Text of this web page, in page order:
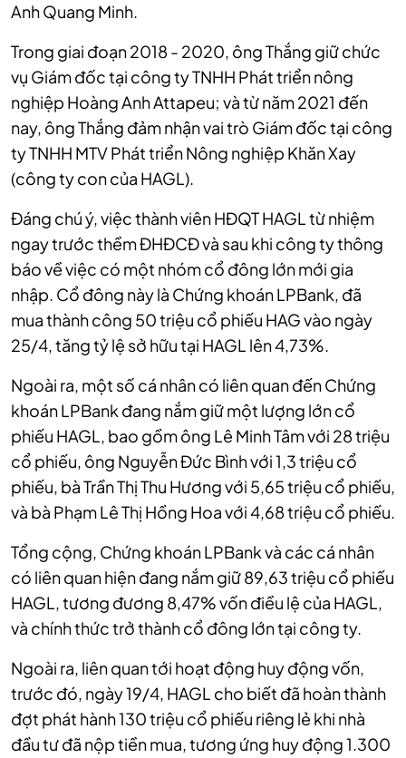
Anh Quang Minh.
Trong giai đoạn 2018 - 2020, ông Thắng giữ chức
vụ Giám đốc tại công ty TNHH Phát triển nông
nghiệp Hoàng Anh Attapeu; và từ năm 2021 đến
nay, ông Thắng đảm nhận vai trò Giám đốc tại công
ty TNHH MTV Phát triển Nông nghiệp Khăn Xay
(công ty con của HAGL).
Đáng chú ý, việc thành viên HĐQT HAGL từ nhiệm
ngay trước thềm ĐHĐCĐ và sau khi công ty thông
báo về việc có một nhóm cổ đông lớn mới gia
nhập. Cổ đông này là Chứng khoán LPBank, đã
mua thành công 50 triệu cổ phiếu HAG vào ngày
25/4, tăng tỷ lệ sở hữu tại HAGL lên 4,73%.
Ngoài ra, một số cá nhân có liên quan đến Chứng
khoán LPBank đang nắm giữ một lượng lớn cổ
phiếu HAGL, bao gồm ông Lê Minh Tâm với 28 triệu
cổ phiếu, ông Nguyễn Đức Bình với 1,3 triệu cổ
phiếu, bà Trần Thị Thu Hương với 5,65 triệu cổ phiếu,
và bà Phạm Lê Thị Hồng Hoa với 4,68 triệu cổ phiếu.
Tổng cộng, Chứng khoán LPBank và các cá nhân
có liên quan hiện đang nắm giữ 89,63 triệu cổ phiếu
HAGL, tương đương 8,47% vốn điều lệ của HAGL,
và chính thức trở thành cổ đông lớn tại công ty.
Ngoài ra, liên quan tới hoạt động huy động vốn,
trước đó, ngày 19/4, HAGL cho biết đã hoàn thành
đợt phát hành 130 triệu cổ phiếu riêng lẻ khi nhà
đầu tư đã nộp tiền mua, tương ứng huy động 1.300